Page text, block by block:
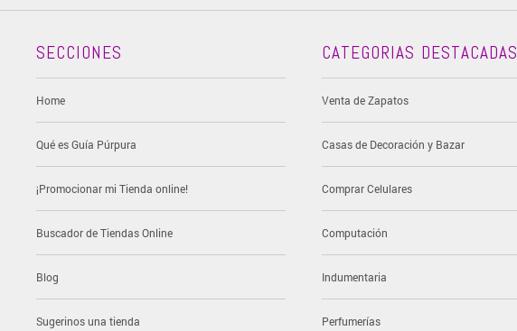
SECCIONES
Home
Qué es Guía Púrpura
¡Promocionar mi Tienda online!
Buscador de Tiendas Online
Blog
Sugerinos una tienda
CATEGORIAS DESTACADAS
Venta de Zapatos
Casas de Decoración y Bazar
Comprar Celulares
Computación
Indumentaria
Perfumerías